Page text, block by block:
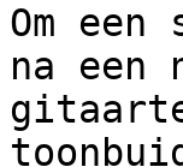
Om
na